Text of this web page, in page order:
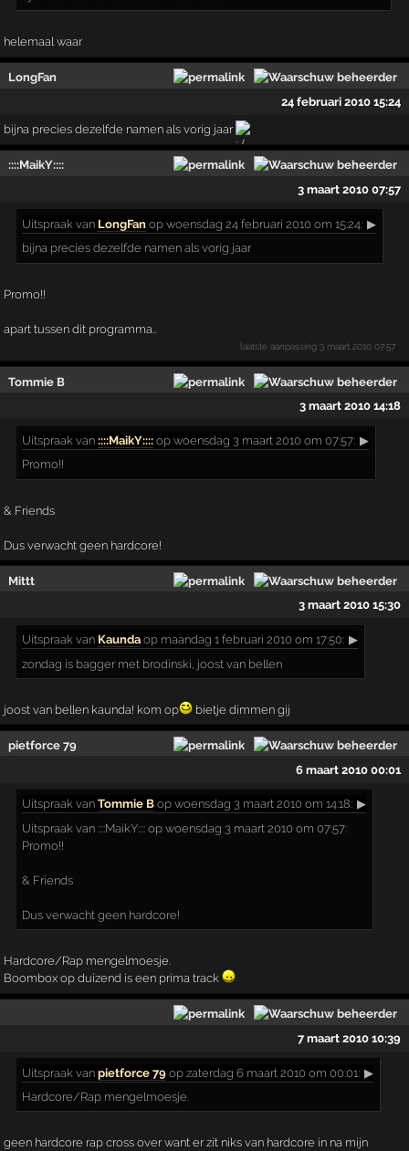
helemaal waar
LongFan
24 februari 2010 15:24
bijna precies dezelfde namen als vorig jaar
::::MaikY::::
3 maart 2010 07:57
Uitspraak van LongFan op woensdag 24 februari 2010 om 15:24: ▶
bijna precies dezelfde namen als vorig jaar
Promo!!
apart tussen dit programma..
laatste aanpassing 3 maart 2010 07:57
Tommie B
3 maart 2010 14:18
Uitspraak van::::MaikY:::: op woensdag 3 maart 2010 om 07:57: ▶
Promo!!
& Friends
Dus verwacht geen hardcore!
Mittt
3 maart 2010 15:30
Uitspraak van Kaunda op maandag 1 februari 2010 om 17:50: ▶
zondag is bagger met brodinski, joost van bellen
joost van bellen kaunda! kom op bietje dimmen gij
pietforce 79
6 maart 2010 00:01
Uitspraak vanTommie B op woensdag 3 maart 2010 om 14:18: ▶
Uitspraak van ::::MaikY:::: op woensdag 3 maart 2010 om 07:57:
Promo!!
& Friends
Dus verwacht geen hardcore!
Hardcore/Rap mengelmoesje.
Boombox op duizend is een prima track
7 maart 2010 10:39
Uitspraak vanpietforce 79 op zaterdag 6 maart 2010 om 00:01: ▶
Hardcore/Rap mengelmoesje.
geen hardcore rap cross over want er zit niks van hardcore in na mijn